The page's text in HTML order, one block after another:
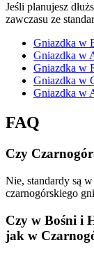
Jeśli planujesz
zawczasu ze
Gniazdka w
Gniazdka w
Gniazdka w
Gniazdka w
Gniazdka w
FAQ
Czy
Nie, standardy są
czarnogórskiego
Czy w Bośni i
jak w